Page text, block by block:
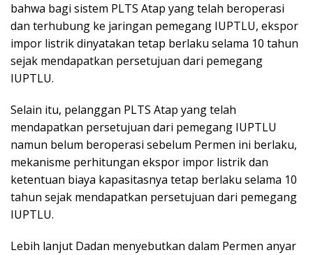
bahwa bagi sistem PLTS Atap yang telah beroperasi
dan terhubung ke jaringan pemegang IUPTLU, ekspor
impor listrik dinyatakan tetap berlaku selama 10 tahun
sejak mendapatkan persetujuan dari pemegang
IUPTLU.
Selain itu, pelanggan PLTS Atap yang telah
mendapatkan persetujuan dari pemegang IUPTLU
namun belum beroperasi sebelum Permen ini berlaku,
mekanisme perhitungan ekspor impor listrik dan
ketentuan biaya kapasitasnya tetap berlaku selama 10
tahun sejak mendapatkan persetujuan dari pemegang
IUPTLU.
Lebih lanjut Dadan menyebutkan dalam Permen anyar